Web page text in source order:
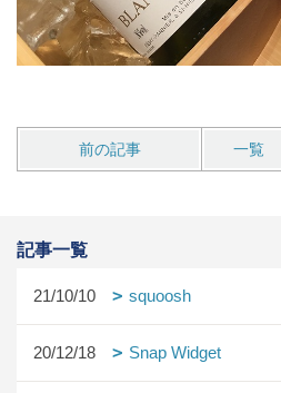
前の記事 一覧
記事一覧
21/10/10 squoosh
20/12/18 Snap Widget